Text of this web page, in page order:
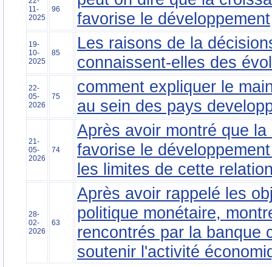
11-
2025
96
favorise le développement
19-
10-
2025
85
Les raisons de la
connaissent-elles des
22-
05-
2026
75
comment expliquer le
au sein des pays
21-
05-
2026
74
Après avoir montré que
favorise le
les limites de cette
28-
02-
2026
63
Après avoir rappelé les
politique monétaire,
rencontrés par la banque
soutenir l'activité